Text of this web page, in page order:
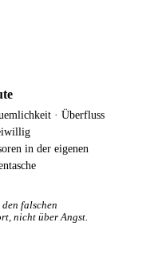
· Überfluss
in der eigenen
falschen
nicht über Angst.